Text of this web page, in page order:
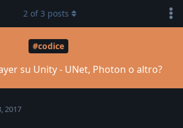
#codice
su Unity - UNet, Photon o altro?
2 of3 posts
2017